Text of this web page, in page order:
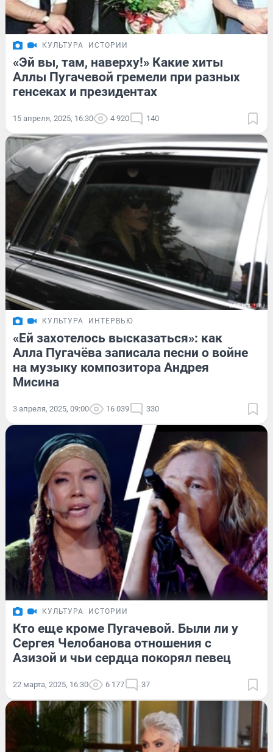
КУЛЬТУРА ИСТОРИИ
«Эй вы, там, наверху!» Какие хиты
Аллы Пугачевой гремели при разных
генсеках и президентах
15 апреля, 2025, 16:30 4 920 140
КУЛЬТУРА ИНТЕРВЬЮ
«Ей захотелось высказаться»: как
Алла Пугачёва записала песни о войне
на музыку композитора Андрея
Мисина
3 апреля, 2025, 09:00 16 039 330
КУЛЬТУРА ИСТОРИИ
Кто еще кроме Пугачевой. Были ли у
Сергея Челобанова отношения с
Азизой и чьи сердца покорял певец
22 марта, 2025, 16:30 6 177 37